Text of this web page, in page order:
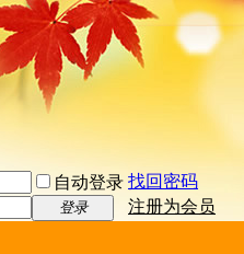
自动登录 找回密码
登录
注册为会员